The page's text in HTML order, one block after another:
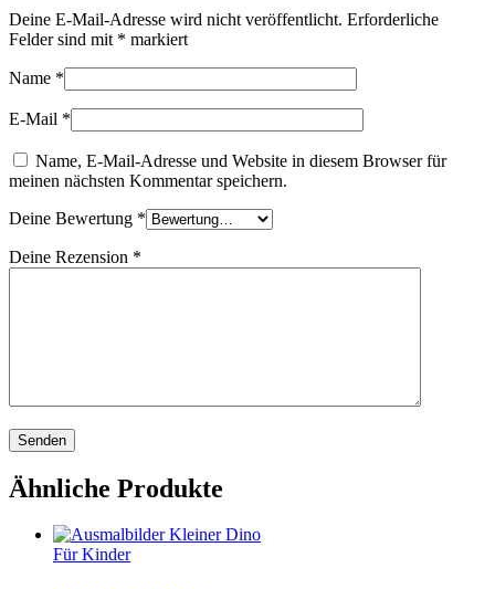
Deine E-Mail-Adresse wird nicht veröffentlicht. Erforderliche
Felder sind mit * markiert
Name *
E-Mail *
Name, E-Mail-Adresse und Website in diesem Browser für
meinen nächsten Kommentar speichern.
Deine Bewertung *
Deine Rezension *
Ähnliche Produkte
Für Kinder